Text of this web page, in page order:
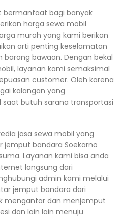
bermanfaat bagi banyak
harga sewa mobil
murah yang kami berikan
arti penting keselamatan
bawaan. Dengan bekal
layanan kami semaksimal
customer. Oleh karena
kalangan yang
butuh sarana transportasi
jasa sewa mobil yang
bandara Soekarno
Layanan kami bisa anda
langsung dari
admin kami melalui
jemput bandara dari
mengantar dan menjemput
dan lain lain menuju